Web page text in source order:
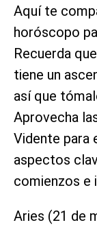
Aquí te
horóscopo
Recuerda
tiene un
así que
Aprovecha
Vidente para
aspectos
comienzos e
Aries (21 de